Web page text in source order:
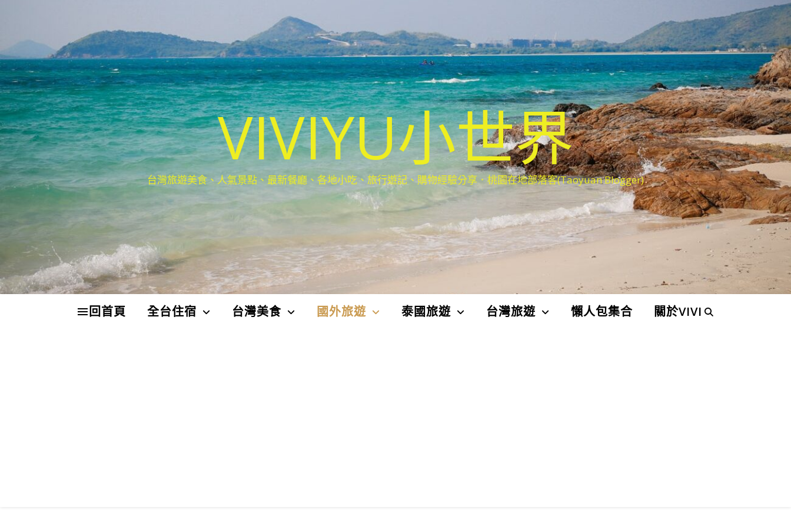
VIVIYU小世界
台灣旅遊美食、人氣景點、最新餐廳、各地小吃、旅行遊記、購物經驗分享．桃園在地部落客(Taoyuan Blogger)
回首頁 全台住宿 台灣美食 國外旅遊 泰國旅遊 台灣旅遊 懶人包集合 關於VIVI